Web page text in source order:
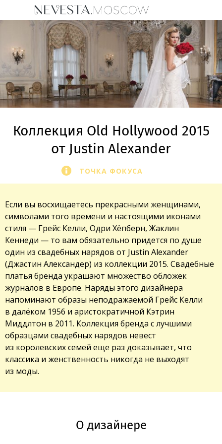
Коллекция Old Hollywood 2015
от Justin Alexander
ТОЧКА ФОКУСА
Если вы восхищаетесь прекрасными женщинами,
символами того времени и настоящими иконами
стиля — Грейс Келли, Одри Хёпберн, Жаклин
Кеннеди — то вам обязательно придется по душе
один из свадебных нарядов от Justin Alexander
(Джастин Александер) из коллекции 2015. Свадебные
платья бренда украшают множество обложек
журналов в Европе. Наряды этого дизайнера
напоминают образы неподражаемой Грейс Келли
в далёком 1956 и аристократичной Кэтрин
Миддлтон в 2011. Коллекция бренда с лучшими
образцами свадебных нарядов невест
из королевских семей еще раз доказывает, что
классика и женственность никогда не выходят
из моды.
О дизайнере